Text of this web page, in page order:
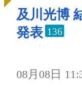
及川光博
発表 136
08月08日